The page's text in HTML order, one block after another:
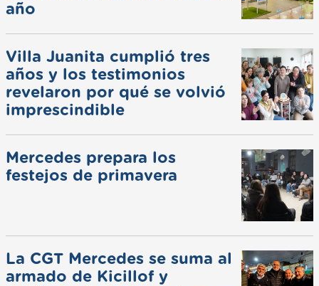
año
Villa Juanita cumplió tres
años y los testimonios
revelaron por qué se volvió
imprescindible
Mercedes prepara los
festejos de primavera
La CGT Mercedes se suma al
armado de Kicillof y